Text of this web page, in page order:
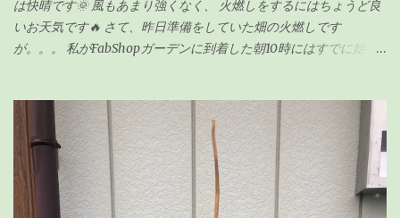
整えるものと、 「 丸坊主 」 と言って、枝を全部切り落として幹だ
けの状態にするものとがあり、今回のウチのガジュマルの場合
5〜6月が適している ようです。 6月って・・今じゃん！！って事
で、ちょうど良いタイミングでした。 ちなみに「丸坊主」の場合
は、回復するのに時間がかかるので、5月くらいにした方が良いみ
たいです。 癒合剤って何？必要なの？ 初めて聞く言葉だったので
調べてみました。 雑菌を防ぐ為の保護剤のようなもの 切り口から
は快晴です🌞 風もあまり強くなく、 火燃しをするにはちょうど良
いお天気です🔥 さて、昨日準備をしていた畑の火燃しです
が。。。 私がFabShopガーデンに到着した朝10時にはすでに始ま
す🙏 昨日集めた雑草や木の枝などはほとんど灰になっていました❗
私もまだ集めきれていなかった雑草をかき集めてきて、 火燃しに
参加しましたよ👍 お昼頃にはほとんどのものを燃やし終わり、 後
は自然に火が消えるのを待つだけです。 炎は見えませんが、 まだ
中のほうは火がくすぶっている状態です🔥 この後はたまに灰を広